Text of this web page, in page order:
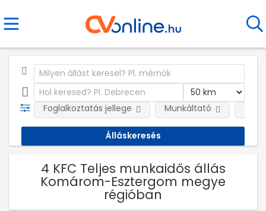
Foglalkoztatás jellege Munkáltató
4 KFC Teljes munkaidős állás
Komárom-Esztergom megye
régióban